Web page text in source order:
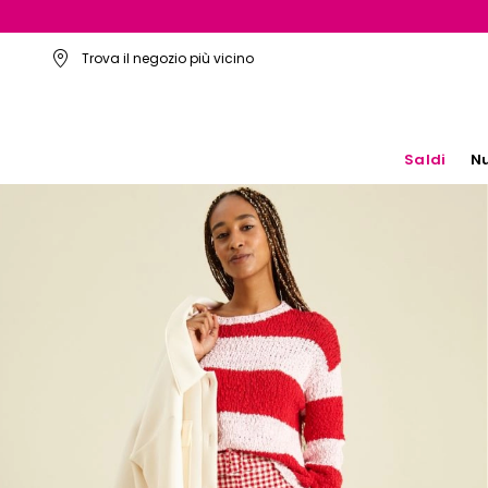
Trova il negozio più vicino
Saldi